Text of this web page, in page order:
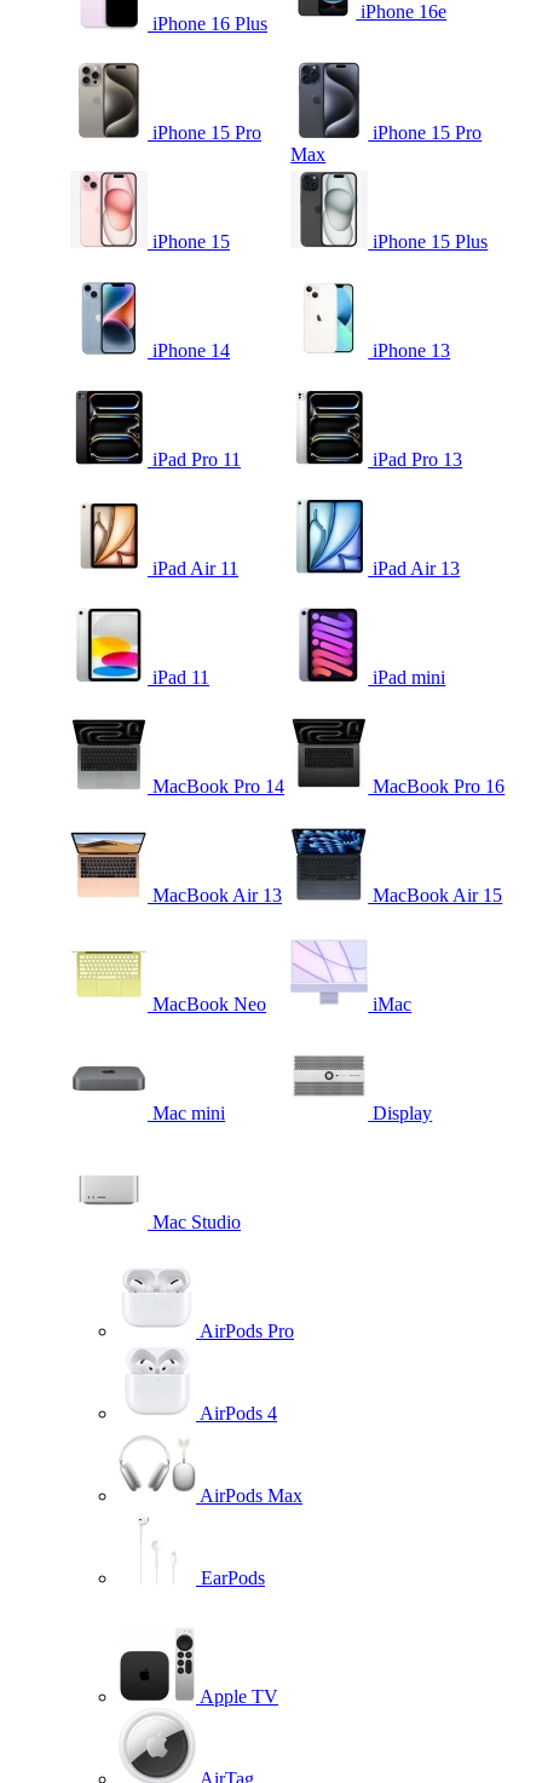
iPhone 16 Plus
iPhone 16e
iPhone 15 Pro
iPhone 15 Pro
Max
iPhone 15 iPhone 15 Plus
iPhone 14 iPhone 13
iPad Pro 11 iPad Pro 13
iPad Air 11 iPad Air 13
iPad 11 iPad mini
MacBook Pro 14 MacBook Pro 16
MacBook Air 13 MacBook Air 15
MacBook Neo iMac
Mac mini Display
Mac Studio
AirPods Pro
AirPods 4
AirPods Max
EarPods
Apple TV